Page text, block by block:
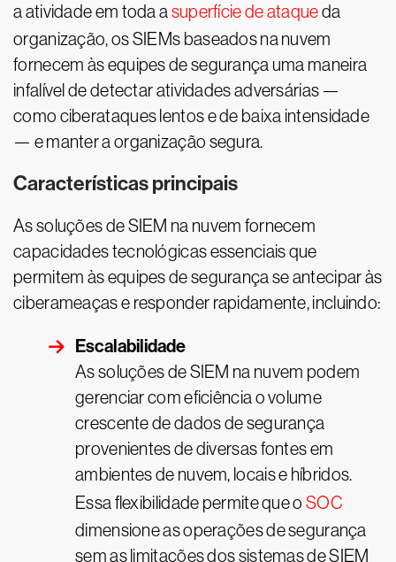
a atividade em toda a superfície de ataqueda
organização, os SIEMs baseados na nuvem
fornecem às equipes de segurança uma maneira
infalível de detectar atividades adversárias —
como ciberataques lentos e de baixa intensidade
— e manter a organização segura.
Características principais
As soluções de SIEM na nuvem fornecem
capacidades tecnológicas essenciais que
permitem às equipes de segurança se antecipar às
ciberameaças e responder rapidamente, incluindo:
Escalabilidade
As soluções de SIEM na nuvem podem
gerenciar com eficiência o volume
crescente de dados de segurança
provenientes de diversas fontes em
ambientes de nuvem, locais e híbridos.
Essa flexibilidade permite que o SOC
dimensione as operações de segurança
sem as limitações dos sistemas de SIEM